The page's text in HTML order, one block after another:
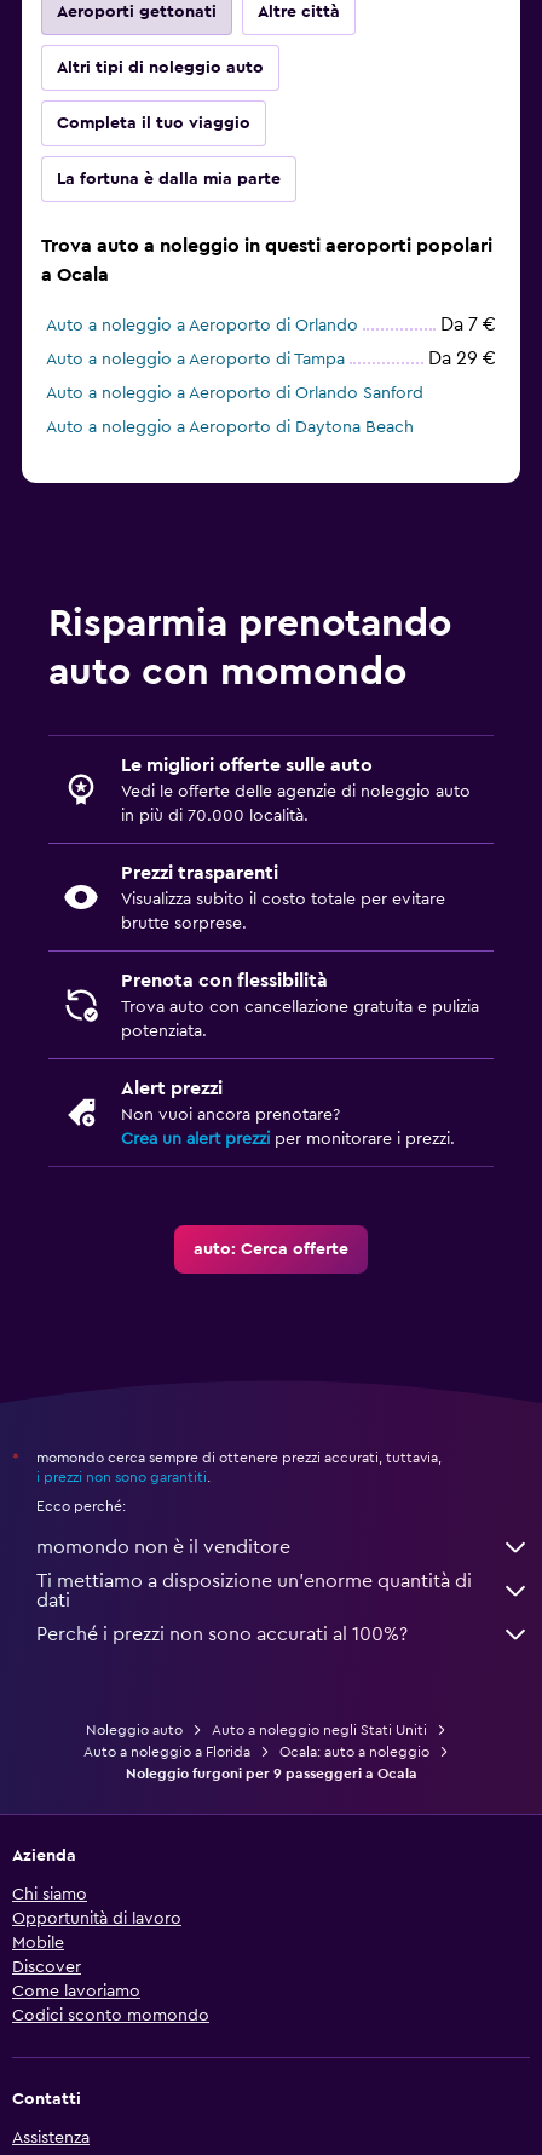
Aeroporti gettonati Altre città
Altri tipi di noleggio auto
Completa il tuo viaggio
La fortuna è dalla mia parte
Trova auto a noleggio in questi aeroporti popolari
a Ocala
Auto a noleggio a Aeroporto di Orlando Da 7 €
Auto a noleggio a Aeroporto di Tampa Da 29 €
Auto a noleggio a Aeroporto di Orlando Sanford
Auto a noleggio a Aeroporto di Daytona Beach
Risparmia prenotando
auto con momondo
Le migliori offerte sulle auto
Vedi le offerte delle agenzie di noleggio auto
in più di 70.000 località.
Prezzi trasparenti
Visualizza subito il costo totale per evitare
brutte sorprese.
Prenota con flessibilità
Trova auto con cancellazione gratuita e pulizia
potenziata.
Alert prezzi
Non vuoi ancora prenotare?
Crea un alert prezzi per monitorare i prezzi.
auto: Cerca offerte
*
momondo cerca sempre di ottenere prezzi accurati, tuttavia,
i prezzi non sono garantiti.
Ecco perché:
momondo non è il venditore
Ti mettiamo a disposizione un’enorme quantità di
dati
Perché i prezzi non sono accurati al 100%?
Noleggio auto
Auto a noleggio negli Stati Uniti
Auto a noleggio a Florida
Ocala: auto a noleggio
Noleggio furgoni per 9 passeggeri a Ocala
Azienda
Chi siamo
Opportunità di lavoro
Mobile
Discover
Come lavoriamo
Codici sconto momondo
Contatti
Assistenza